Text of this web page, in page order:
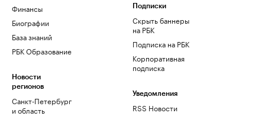
Финансы
Биографии
База знаний
РБК Образование
Новости
регионов
Санкт-Петербург
и область
Подписки
Скрыть баннеры
на РБК
Подписка на РБК
Корпоративная
подписка
Уведомления
RSS Новости